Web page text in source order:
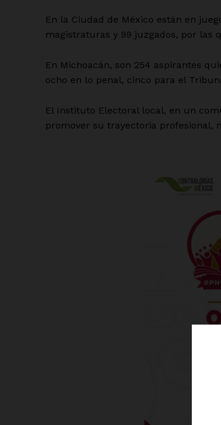
En la Ciudad de México están en
magistraturas y 99 juzgados, por las
En Michoacán, son 254 aspirantes
ocho en lo penal, cinco para el
El Instituto Electoral local, en un
promover su trayectoria profesional,